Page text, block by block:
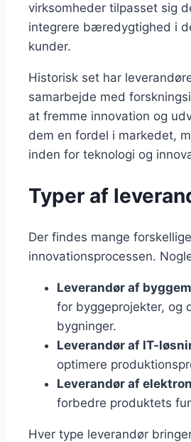
virksomheder tilpasset sig
integrere bæredygtighed i
kunder.
Historisk set har
samarbejde med
at fremme innovation og
dem en fordel i markedet,
inden for teknologi og
Typer af
Der findes mange
innovationsprocessen.
Leverandør af
for byggeprojekter, og
bygninger.
Leverandør af IT-
optimere
Leverandør af
forbedre produktets
Hver type leverandør